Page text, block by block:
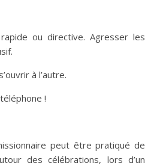
ou directive. Agresser les
à l’autre.
!
peut être pratiqué de
des célébrations, lors d’un